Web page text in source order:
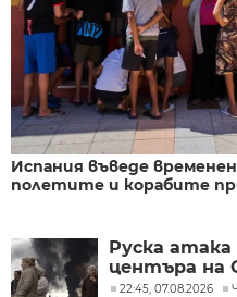
Испания въведе
полетите и корабите
Руска
центъра на
22:45, 07.08.2026